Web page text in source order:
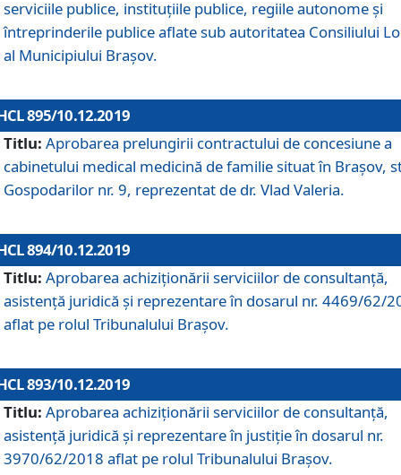
serviciile publice, instituțiile publice, regiile autonome și
întreprinderile publice aflate sub autoritatea Consiliului
al Municipiului Brașov.
895/10.12.2019
Titlu: Aprobarea prelungirii contractului de concesiune a
cabinetului medical medicină de familie situat în Braşov,
Gospodarilor nr. 9, reprezentat de dr. Vlad Valeria.
894/10.12.2019
Titlu: Aprobarea achiziţionării serviciilor de consultanţă,
asistenţă juridică şi reprezentare în dosarul nr. 4469/62/
aflat pe rolul Tribunalului Braşov.
893/10.12.2019
Titlu: Aprobarea achiziţionării serviciilor de consultanţă,
asistenţă juridică şi reprezentare în justiţie în dosarul nr.
3970/62/2018 aflat pe rolul Tribunalului Braşov.